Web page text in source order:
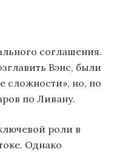
соглашения.
Вэнс, были
сложности», но, по
по Ливану.
роли в
Однако